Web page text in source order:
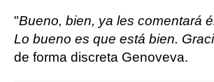
"Bueno, bien, ya les comentará
Lo bueno es que está bien.
de forma discreta Genoveva.